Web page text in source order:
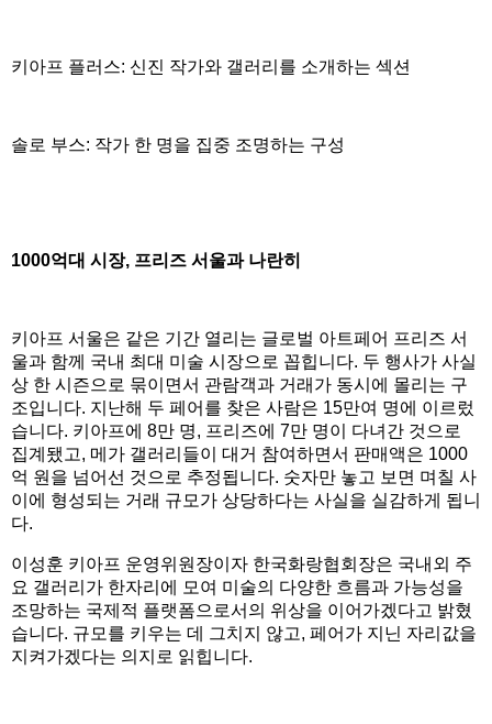
키아프 플러스: 신진 작가와 갤러리를 소개하는 섹션
솔로 부스: 작가 한 명을 집중 조명하는 구성
1000억대 시장, 프리즈 서울과 나란히
키아프 서울은 같은 기간 열리는 글로벌 아트페어 프리즈 서
울과 함께 국내 최대 미술 시장으로 꼽힙니다. 두 행사가 사실
상 한 시즌으로 묶이면서 관람객과 거래가 동시에 몰리는 구
조입니다. 지난해 두 페어를 찾은 사람은 15만여 명에 이르렀
습니다. 키아프에 8만 명, 프리즈에 7만 명이 다녀간 것으로
집계됐고, 메가 갤러리들이 대거 참여하면서 판매액은 1000
억 원을 넘어선 것으로 추정됩니다. 숫자만 놓고 보면 며칠 사
이에 형성되는 거래 규모가 상당하다는 사실을 실감하게 됩니
다.
이성훈 키아프 운영위원장이자 한국화랑협회장은 국내외 주
요 갤러리가 한자리에 모여 미술의 다양한 흐름과 가능성을
조망하는 국제적 플랫폼으로서의 위상을 이어가겠다고 밝혔
습니다. 규모를 키우는 데 그치지 않고, 페어가 지닌 자리값을
지켜가겠다는 의지로 읽힙니다.